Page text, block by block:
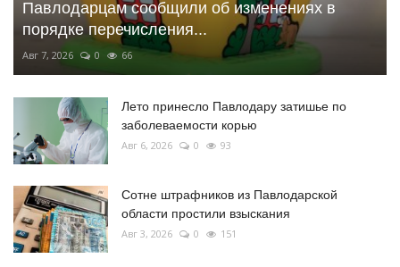
Павлодарцам сообщили об изменениях в
порядке перечисления...
Авг 7, 2026 0 66
Лето принесло Павлодару затишье по
заболеваемости корью
Авг 6, 2026 0 93
Сотне штрафников из Павлодарской
области простили взыскания
Авг 3, 2026 0 151